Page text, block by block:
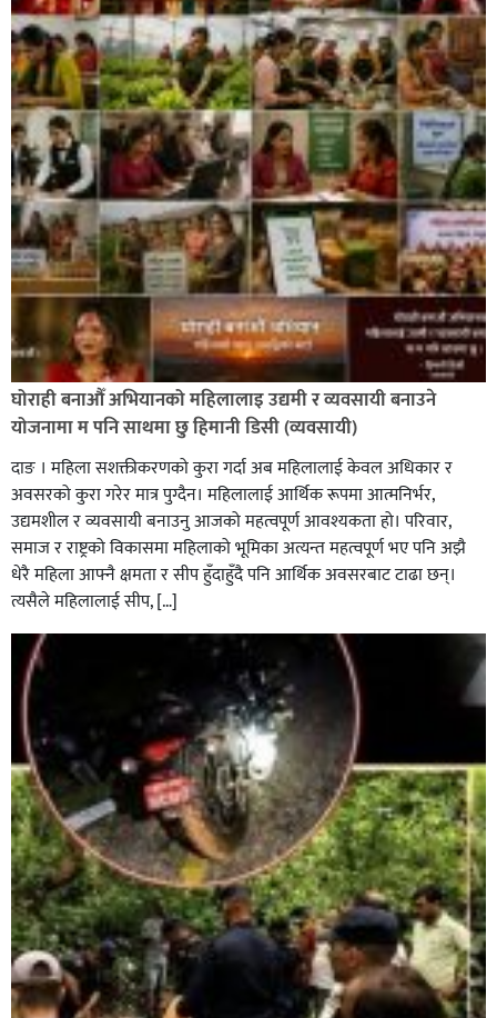
घोराही बनाऔँ अभियानको महिलालाइ उद्यमी र व्यवसायी बनाउने
योजनामा म पनि साथमा छु हिमानी डिसी (व्यवसायी)
दाङ । महिला सशक्तीकरणको कुरा गर्दा अब महिलालाई केवल अधिकार र
अवसरको कुरा गरेर मात्र पुग्दैन। महिलालाई आर्थिक रूपमा आत्मनिर्भर,
उद्यमशील र व्यवसायी बनाउनु आजको महत्वपूर्ण आवश्यकता हो। परिवार,
समाज र राष्ट्रको विकासमा महिलाको भूमिका अत्यन्त महत्वपूर्ण भए पनि अझै
धेरै महिला आफ्नै क्षमता र सीप हुँदाहुँदै पनि आर्थिक अवसरबाट टाढा छन्।
त्यसैले महिलालाई सीप, […]